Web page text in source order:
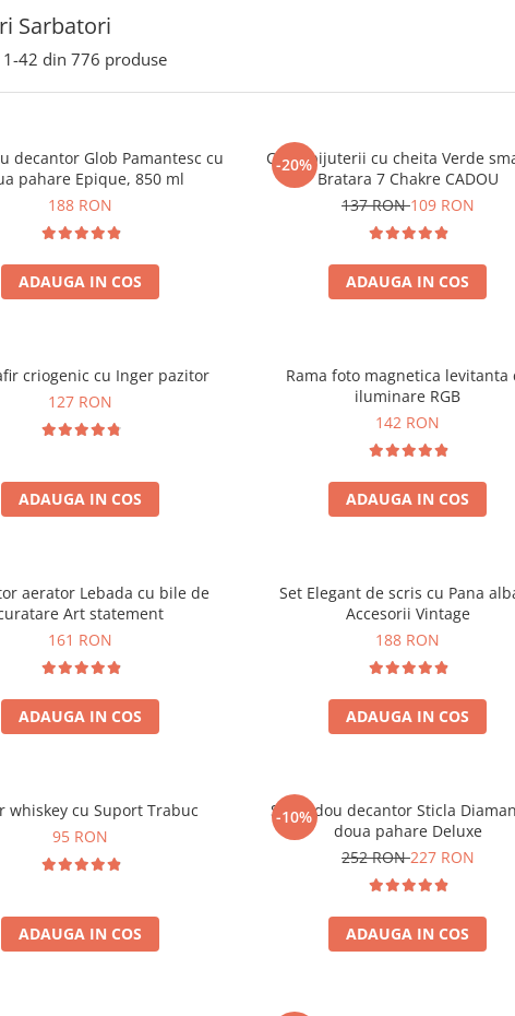
Sarbatori
1-42 din 776 produse
decantor Glob Pamantesc cu
pahare Epique, 850 ml
188 RON
ADAUGA IN COS
-20%
Cutie bijuterii cu cheita Verde
Bratara 7 Chakre CADOU
137 RON109 RON
ADAUGA IN COS
criogenic cu Inger pazitor
127 RON
ADAUGA IN COS
Rama foto magnetica levitanta
iluminare RGB
142 RON
ADAUGA IN COS
aerator Lebada cu bile de
Art statement
161 RON
ADAUGA IN COS
Set Elegant de scris cu Pana
Accesorii Vintage
188 RON
ADAUGA IN COS
whiskey cu Suport Trabuc
95 RON
ADAUGA IN COS
-10%
Set cadou decantor Sticla
doua pahare Deluxe
252 RON227 RON
ADAUGA IN COS